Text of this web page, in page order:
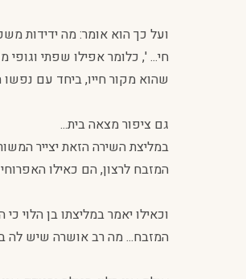
ועל כך הוא אומר: מה ידידות
חי... ', כלומר אפילו שפתי
שהוא מקור חייו, ביחד עם
גם ציפור מצאה בית...
במליצת השירה הזאת יצייר
המזבח לרצון, הם כאילו
וכאילו יאמר במליצתו בן הלוי
המזבח... מה רב אושרה שיש לה